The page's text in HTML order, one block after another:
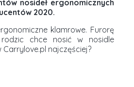
nosideł ergonomicznych
2020.
klamrowe. Furorę
chce nosić w nosidle
Carrylove.pl najczęściej?